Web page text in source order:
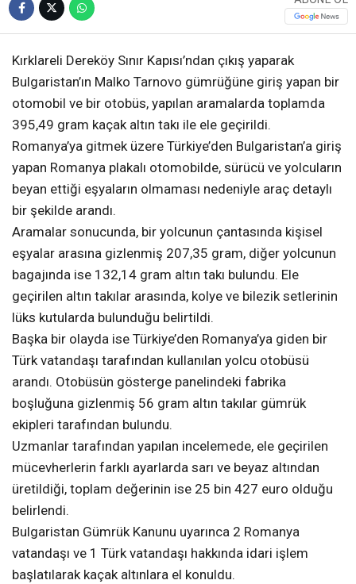
Kırklareli Dereköy Sınır Kapısı’ndan çıkış yaparak
Bulgaristan’ın Malko Tarnovo gümrüğüne giriş yapan bir
otomobil ve bir otobüs, yapılan aramalarda toplamda
395,49 gram kaçak altın takı ile ele geçirildi.
Romanya’ya gitmek üzere Türkiye’den Bulgaristan’a giriş
yapan Romanya plakalı otomobilde, sürücü ve yolcuların
beyan ettiği eşyaların olmaması nedeniyle araç detaylı
bir şekilde arandı.
Aramalar sonucunda, bir yolcunun çantasında kişisel
eşyalar arasına gizlenmiş 207,35 gram, diğer yolcunun
bagajında ise 132,14 gram altın takı bulundu. Ele
geçirilen altın takılar arasında, kolye ve bilezik setlerinin
lüks kutularda bulunduğu belirtildi.
Başka bir olayda ise Türkiye’den Romanya’ya giden bir
Türk vatandaşı tarafından kullanılan yolcu otobüsü
arandı. Otobüsün gösterge panelindeki fabrika
boşluğuna gizlenmiş 56 gram altın takılar gümrük
ekipleri tarafından bulundu.
Uzmanlar tarafından yapılan incelemede, ele geçirilen
mücevherlerin farklı ayarlarda sarı ve beyaz altından
üretildiği, toplam değerinin ise 25 bin 427 euro olduğu
belirlendi.
Bulgaristan Gümrük Kanunu uyarınca 2 Romanya
vatandaşı ve 1 Türk vatandaşı hakkında idari işlem
başlatılarak kaçak altınlara el konuldu.